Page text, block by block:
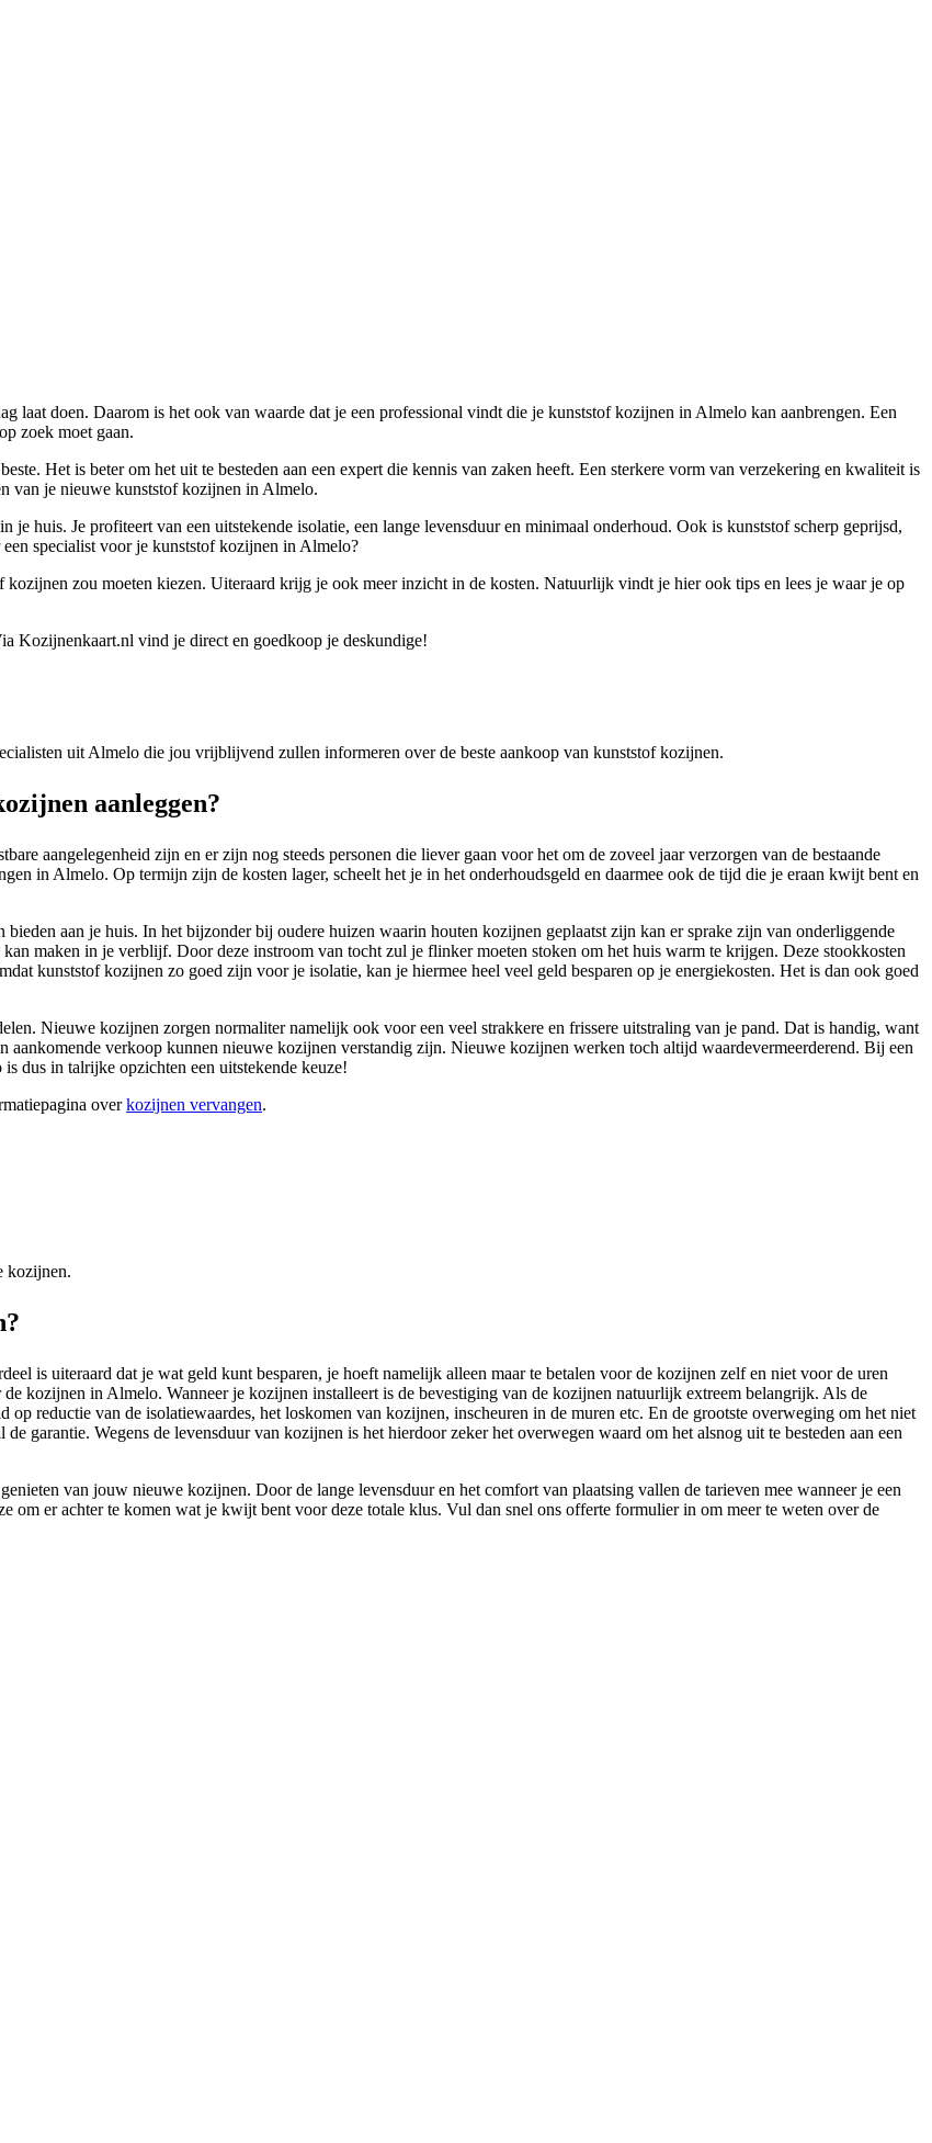
laat doen. Daarom is het ook van waarde dat je een professional vindt die je kunststof kozijnen in Almelo kan aanbrengen. Een
zoek moet gaan.
Het is beter om het uit te besteden aan een expert die kennis van zaken heeft. Een sterkere vorm van verzekering en kwaliteit is
van je nieuwe kunststof kozijnen in Almelo.
huis. Je profiteert van een uitstekende isolatie, een lange levensduur en minimaal onderhoud. Ook is kunststof scherp geprijsd,
specialist voor je kunststof kozijnen in Almelo?
kozijnen zou moeten kiezen. Uiteraard krijg je ook meer inzicht in de kosten. Natuurlijk vindt je hier ook tips en lees je waar je op
Kozijnenkaart.nl vind je direct en goedkoop je deskundige!
uit Almelo die jou vrijblijvend zullen informeren over de beste aankoop van kunststof kozijnen.
aanleggen?
aangelegenheid zijn en er zijn nog steeds personen die liever gaan voor het om de zoveel jaar verzorgen van de bestaande
in Almelo. Op termijn zijn de kosten lager, scheelt het je in het onderhoudsgeld en daarmee ook de tijd die je eraan kwijt bent en
aan je huis. In het bijzonder bij oudere huizen waarin houten kozijnen geplaatst zijn kan er sprake zijn van onderliggende
maken in je verblijf. Door deze instroom van tocht zul je flinker moeten stoken om het huis warm te krijgen. Deze stookkosten
kunststof kozijnen zo goed zijn voor je isolatie, kan je hiermee heel veel geld besparen op je energiekosten. Het is dan ook goed
Nieuwe kozijnen zorgen normaliter namelijk ook voor een veel strakkere en frissere uitstraling van je pand. Dat is handig, want
verkoop kunnen nieuwe kozijnen verstandig zijn. Nieuwe kozijnen werken toch altijd waardevermeerderend. Bij een
dus in talrijke opzichten een uitstekende keuze!
overkozijnen vervangen.
kozijnen.
is uiteraard dat je wat geld kunt besparen, je hoeft namelijk alleen maar te betalen voor de kozijnen zelf en niet voor de uren
kozijnen in Almelo. Wanneer je kozijnen installeert is de bevestiging van de kozijnen natuurlijk extreem belangrijk. Als de
reductie van de isolatiewaardes, het loskomen van kozijnen, inscheuren in de muren etc. En de grootste overweging om het niet
garantie. Wegens de levensduur van kozijnen is het hierdoor zeker het overwegen waard om het alsnog uit te besteden aan een
van jouw nieuwe kozijnen. Door de lange levensduur en het comfort van plaatsing vallen de tarieven mee wanneer je een
er achter te komen wat je kwijt bent voor deze totale klus. Vul dan snel ons offerte formulier in om meer te weten over de